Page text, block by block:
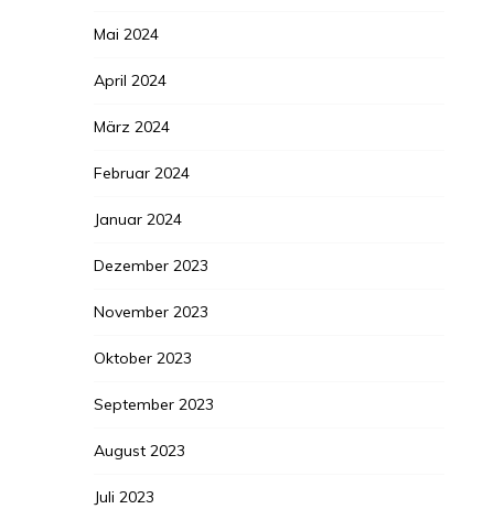
Mai 2024
April 2024
März 2024
Februar 2024
Januar 2024
Dezember 2023
November 2023
Oktober 2023
September 2023
August 2023
Juli 2023